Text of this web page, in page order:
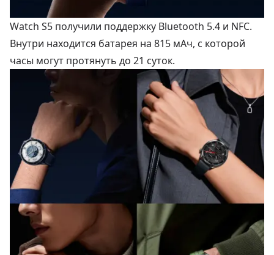
Watch S5 получили поддержку Bluetooth 5.4 и NFC.
Внутри находится батарея на 815 мАч, с которой
часы могут протянуть до 21 суток.